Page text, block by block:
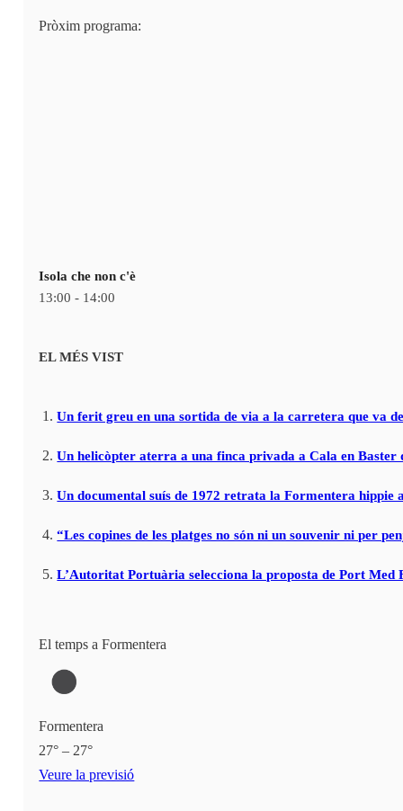
Pròxim programa:
Isola che non c'è
13:00 - 14:00
EL MÉS VIST
Un ferit greu en una sortida de via a la carretera que va
Un helicòpter aterra a una finca privada a Cala en
Un documental suís de 1972 retrata la Formentera
“Les copines de les platges no són ni un souvenir ni per
L’Autoritat Portuària selecciona la proposta de Port
El temps a Formentera
Formentera
27° – 27°
Veure la previsió